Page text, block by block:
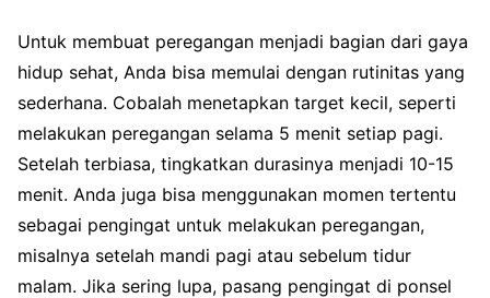
Untuk membuat peregangan menjadi bagian dari gaya
hidup sehat, Anda bisa memulai dengan rutinitas yang
sederhana. Cobalah menetapkan target kecil, seperti
melakukan peregangan selama 5 menit setiap pagi.
Setelah terbiasa, tingkatkan durasinya menjadi 10-15
menit. Anda juga bisa menggunakan momen tertentu
sebagai pengingat untuk melakukan peregangan,
misalnya setelah mandi pagi atau sebelum tidur
malam. Jika sering lupa, pasang pengingat di ponsel